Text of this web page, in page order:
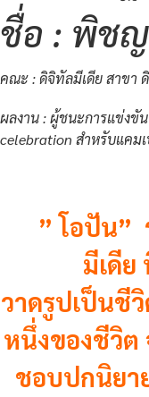
ชื่อ : พิชญ
คณะ : ดิจิทัลมีเดีย สาขา
ผลงาน : ผู้ชนะการแข่งขั
celebration สำหรับแคม
” โอปัน”
มีเดีย
วาดรูปเป็นชี
หนึ่งของชีวิต
ชอบปกนิยา